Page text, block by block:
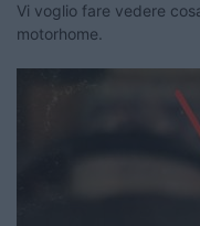
Vi voglio fare vedere
motorhome.